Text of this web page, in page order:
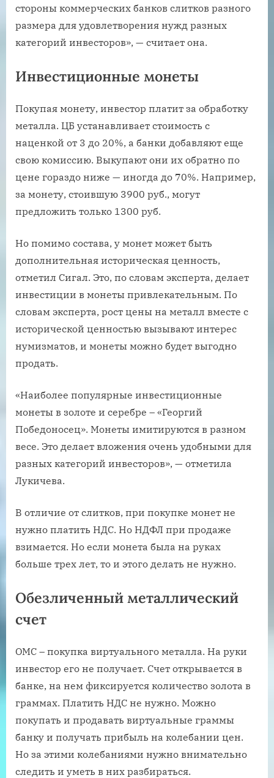
стороны коммерческих банков слитков разного
размера для удовлетворения нужд разных
категорий инвесторов», — считает она.
Инвестиционные монеты
Покупая монету, инвестор платит за обработку
металла. ЦБ устанавливает стоимость с
наценкой от 3 до 20%, а банки добавляют еще
свою комиссию. Выкупают они их обратно по
цене гораздо ниже — иногда до 70%. Например,
за монету, стоившую 3900 руб., могут
предложить только 1300 руб.
Но помимо состава, у монет может быть
дополнительная историческая ценность,
отметил Сигал. Это, по словам эксперта, делает
инвестиции в монеты привлекательным. По
словам эксперта, рост цены на металл вместе с
исторической ценностью вызывают интерес
нумизматов, и монеты можно будет выгодно
продать.
«Наиболее популярные инвестиционные
монеты в золоте и серебре – «Георгий
Победоносец». Монеты имитируются в разном
весе. Это делает вложения очень удобными для
разных категорий инвесторов», — отметила
Лукичева.
В отличие от слитков, при покупке монет не
нужно платить НДС. Но НДФЛ при продаже
взимается. Но если монета была на руках
больше трех лет, то и этого делать не нужно.
Обезличенный металлический
счет
ОМС – покупка виртуального металла. На руки
инвестор его не получает. Счет открывается в
банке, на нем фиксируется количество золота в
граммах. Платить НДС не нужно. Можно
покупать и продавать виртуальные граммы
банку и получать прибыль на колебании цен.
Но за этими колебаниями нужно внимательно
следить и уметь в них разбираться.